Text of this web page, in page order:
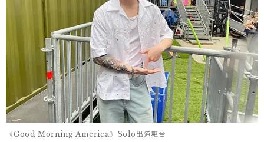
《Good Morning America》Solo出道舞台